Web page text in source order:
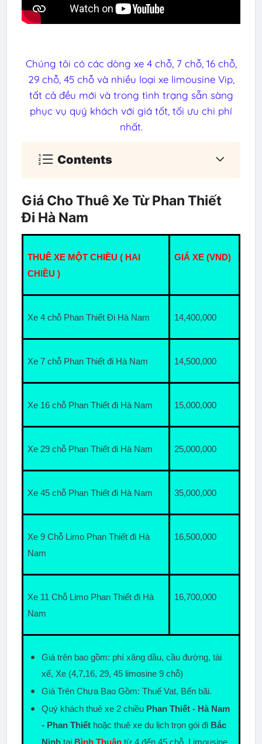
Chúng tôi có các dòng xe 4 chỗ, 7 chỗ, 16 chỗ,
29 chỗ, 45 chỗ và nhiều loại xe limousine Vip,
tất cả đều mới và trong tình trạng sẵn sàng
phục vụ quý khách với giá tốt, tối ưu chi phí
nhất.
Contents
Giá Cho Thuê Xe Từ Phan Thiết
Đi Hà Nam
THUÊ XE MỘT CHIỀU ( HAI
CHIỀU )
GIÁ XE (VND)
Xe 4 chỗ Phan Thiết Đi Hà Nam 14,400,000
Xe 7 chỗ Phan Thiết đi Hà Nam 14,500,000
Xe 16 chỗ Phan Thiết đi Hà Nam 15,000,000
Xe 29 chỗ Phan Thiết đi Hà Nam 25,000,000
Xe 45 chỗ Phan Thiết đi Hà Nam 35,000,000
Xe 9 Chỗ Limo Phan Thiết đi Hà
Nam
16,500,000
Xe 11 Chỗ Limo Phan Thiết đi Hà
Nam
16,700,000
Giá trên bao gồm: phí xăng dầu, cầu đường, tài
xế, Xe (4,7,16, 29, 45 limosine 9 chỗ)
Giá Trên Chưa Bao Gồm: Thuế Vat, Bến bãi.
Quý khách thuê xe 2 chiều Phan Thiết - Hà Nam
- Phan Thiết hoặc thuê xe du lịch trọn gói đi Bắc
Ninh tại Bình Thuận từ 4 đến 45 chỗ, Limousine